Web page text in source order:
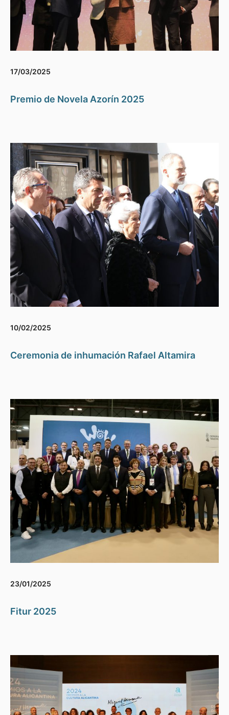
17/03/2025
Premio de Novela Azorín 2025
10/02/2025
Ceremonia de inhumación Rafael Altamira
23/01/2025
Fitur 2025